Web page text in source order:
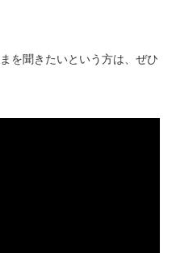
を聞きたいという方は、ぜひ